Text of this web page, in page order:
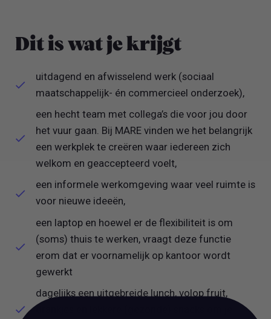
Dit is wat je krijgt
uitdagend en afwisselend werk (sociaal
maatschappelijk- én commercieel onderzoek),
een hecht team met collega’s die voor jou door
het vuur gaan. Bij MARE vinden we het belangrijk
een werkplek te creëren waar iedereen zich
welkom en geaccepteerd voelt,
een informele werkomgeving waar veel ruimte is
voor nieuwe ideeën,
een laptop en hoewel er de flexibiliteit is om
(soms) thuis te werken, vraagt deze functie
erom dat er voornamelijk op kantoor wordt
gewerkt
dagelijks een uitgebreide lunch, volop fruit,